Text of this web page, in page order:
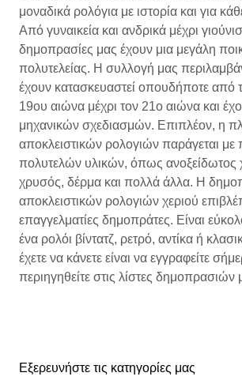
μοναδικά ρολόγια με ιστορία και για
Από γυναικεία και ανδρικά μέχρι
δημοπρασίες μας έχουν μια μεγάλη
πολυτελείας. Η συλλογή μας
έχουν κατασκευαστεί οπουδήποτε από
19ου αιώνα μέχρι τον 21ο αιώνα και
μηχανικών σχεδιασμών. Επιπλέον, η
αποκλειστικών ρολογιών παράγεται με
πολυτελών υλικών, όπως ανοξείδωτος
χρυσός, δέρμα και πολλά άλλα. Η
αποκλειστικών ρολογιών χεριού
επαγγελματίες δημοπράτες. Είναι
ένα ρολόι βίντατζ, ρετρό, αντίκα ή
έχετε να κάνετε είναι να εγγραφείτε
περιηγηθείτε στις λίστες δημοπρασιών
Εξερευνήστε τις κατηγορίες μας